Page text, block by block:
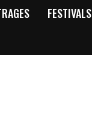
FESTIVALS